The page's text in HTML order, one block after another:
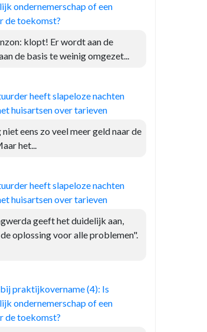
ondernemerschap of een
de toekomst?
klopt! Er wordt aan de
de basis te weinig omgezet...
heeft slapeloze nachten
huisartsen over tarieven
eens zo veel meer geld naar de
het...
heeft slapeloze nachten
huisartsen over tarieven
geeft het duidelijk aan,
oplossing voor alle problemen".
praktijkovername (4): Is
ondernemerschap of een
de toekomst?